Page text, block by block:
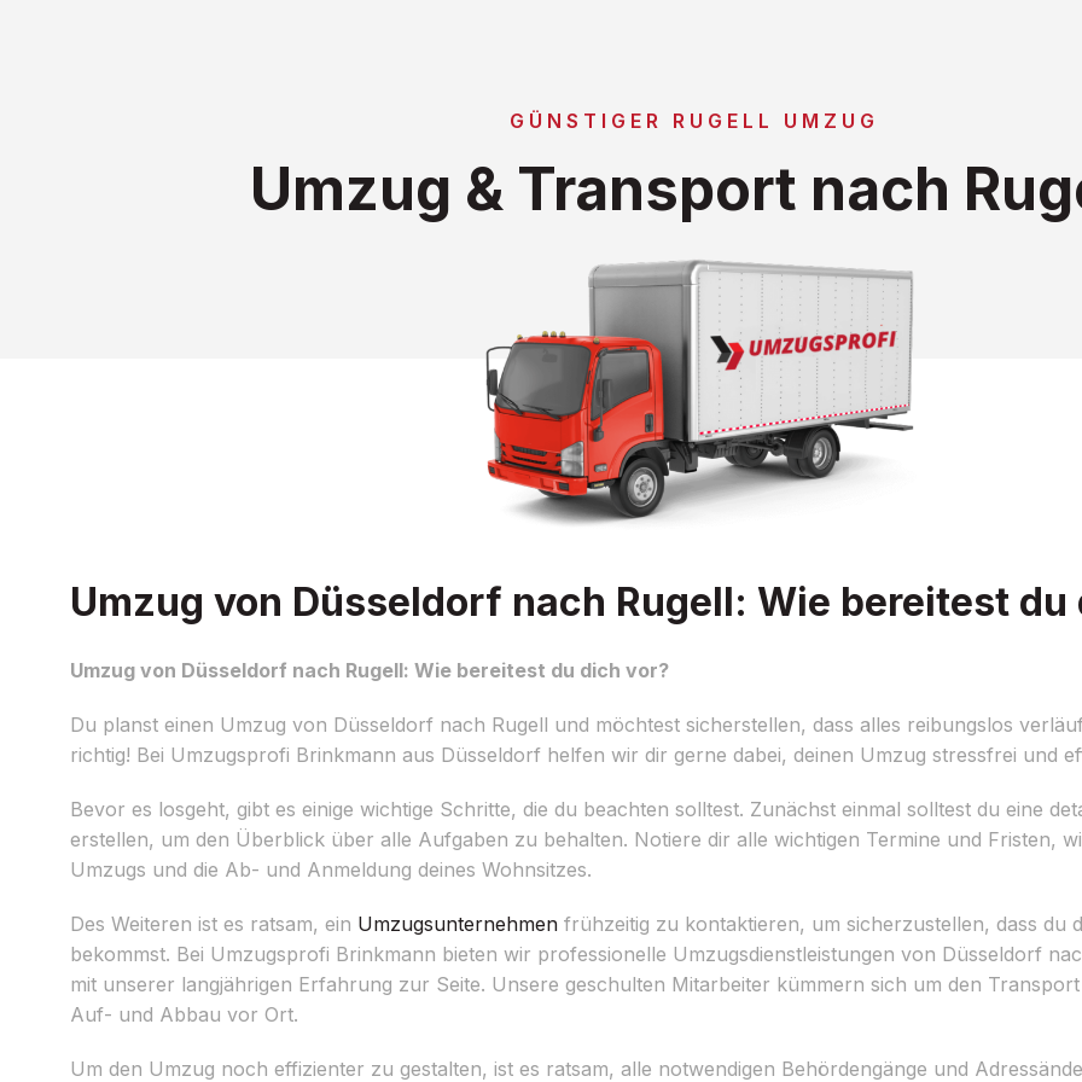
GÜNSTIGER RUGELL UMZUG
Umzug & Transport nach
Umzug von Düsseldorf nach Rugell: Wie bereitest du
Umzug von Düsseldorf nach Rugell: Wie bereitest du dich vor?
Du planst einen Umzug von Düsseldorf nach Rugell und möchtest sicherstellen, dass alles reibungslos
richtig! Bei Umzugsprofi Brinkmann aus Düsseldorf helfen wir dir gerne dabei, deinen Umzug stressfrei und
Bevor es losgeht, gibt es einige wichtige Schritte, die du beachten solltest. Zunächst einmal solltest du eine
erstellen, um den Überblick über alle Aufgaben zu behalten. Notiere dir alle wichtigen Termine und Fristen,
Umzugs und die Ab- und Anmeldung deines Wohnsitzes.
Des Weiteren ist es ratsam, ein Umzugsunternehmen frühzeitig zu kontaktieren, um sicherzustellen, dass du
bekommst. Bei Umzugsprofi Brinkmann bieten wir professionelle Umzugsdienstleistungen von Düsseldorf
mit unserer langjährigen Erfahrung zur Seite. Unsere geschulten Mitarbeiter kümmern sich um den
Auf- und Abbau vor Ort.
Um den Umzug noch effizienter zu gestalten, ist es ratsam, alle notwendigen Behördengänge und